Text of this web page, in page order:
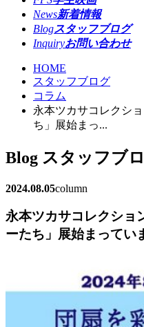
News新着情報
Blogスタッフブログ
Inquiryお問い合わせ
HOME
スタッフブログ
コラム
永本ツカサコレクシ
ち」展始まっ...
Blog スタッフブ
2024.08.05column
永本ツカサコレクショ
ーたち」展始まってい